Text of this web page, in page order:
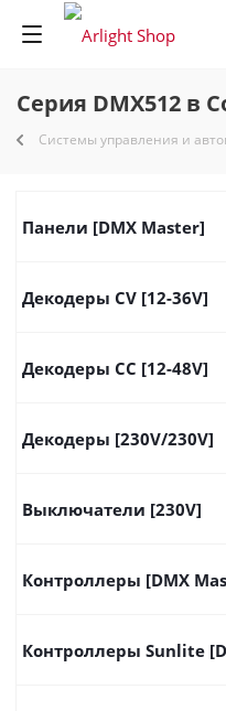
Серия DMX512 в
Системы управления и
Панели [DMX Master]
Декодеры CV [12-36V]
Декодеры CC [12-48V]
Декодеры [230V/230V]
Выключатели [230V]
Контроллеры [DMX
Контроллеры Sunlite